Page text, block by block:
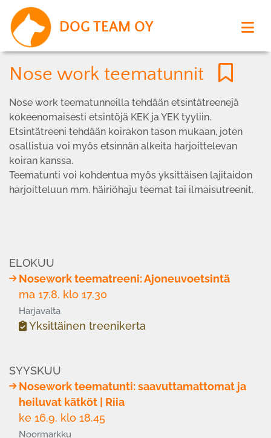
DOG TEAM OY
Nose work teematunnit
Nose work teematunneilla tehdään etsintätreenejä
kokeenomaisesti etsintöjä KEK ja YEK tyyliin.
Etsintätreeni tehdään koirakon tason mukaan, joten
osallistua voi myös etsinnän alkeita harjoittelevan
koiran kanssa.
Teematunti voi kohdentua myös yksittäisen lajitaidon
harjoitteluun mm. häiriöhaju teemat tai ilmaisutreenit.
ELOKUU
Nosework teematreeni: Ajoneuvoetsintä
ma 17.8. klo 17.30
Harjavalta
Yksittäinen treenikerta
SYYSKUU
Nosework teematunti: saavuttamattomat ja
heiluvat kätköt | Riia
ke 16.9. klo 18.45
Noormarkku